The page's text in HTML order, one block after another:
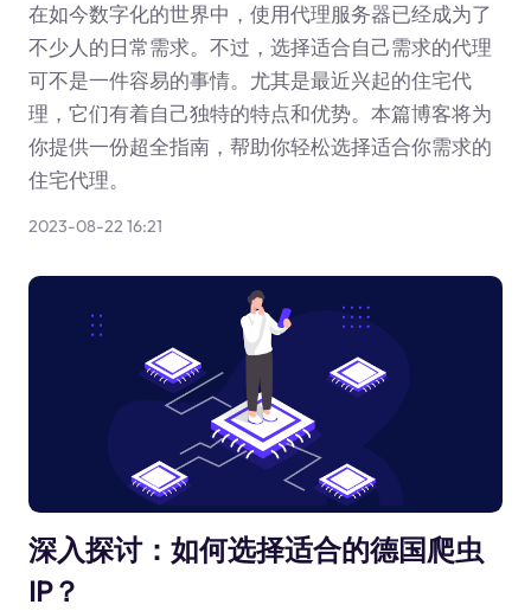
在如今数字化的世界中，使用代理服务器已经成为了
不少人的日常需求。不过，选择适合自己需求的代理
可不是一件容易的事情。尤其是最近兴起的住宅代
理，它们有着自己独特的特点和优势。本篇博客将为
你提供一份超全指南，帮助你轻松选择适合你需求的
住宅代理。
2023-08-22 16:21
深入探讨：如何选择适合的德国爬虫
IP？